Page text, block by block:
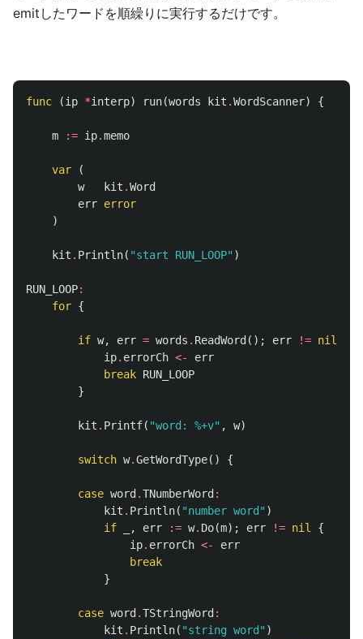
emitしたワードを順繰りに実行するだけです。
func (ip *interp) run(words kit .WordScanner) {
m := ip.memo
var
(
w
kit .Word
err error
)
kit . Println( "start RUN_LOOP" )
RUN_LOOP:
for {
if w, err = words . ReadWord (); err != nil
ip. errorCh <-
err
break RUN_LOOP
}
kit . Printf( "word: %+v" , w)
switch w.GetWordType() {
case word .TNumberWord :
kit . Println( "number word" )
if
, err := w. Do(m); err != nil
{
ip. errorCh <-
err
break
}
case word .TStringWord :
kit . Println( "string word" )